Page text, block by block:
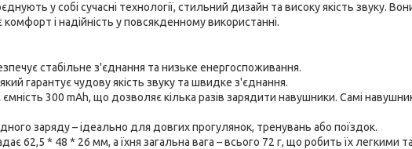
у собі сучасні технології, стильний дизайн та високу якість звуку.
і надійність у повсякденному використанні.
стабільне з'єднання та низьке енергоспоживання.
гарантує чудову якість звуку та швидке з'єднання.
300 mAh, що дозволяє кілька разів зарядити навушники. Самі
заряду – ідеально для довгих прогулянок, тренувань або поїздок.
62,5 * 48 * 26 мм, а їхня загальна вага – всього 72 г, що робить їх легкими та